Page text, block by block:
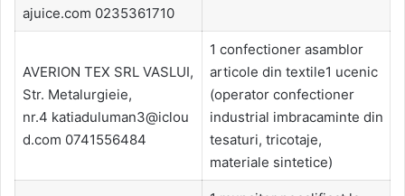
ajuice.com 0235361710
AVERION TEX SRL VASLUI,
Str. Metalurgieie,
nr.4 katiaduluman3@iclou
d.com 0741556484
1 confectioner asamblor
articole din textile1 ucenic
(operator confectioner
industrial imbracaminte din
tesaturi, tricotaje,
materiale sintetice)